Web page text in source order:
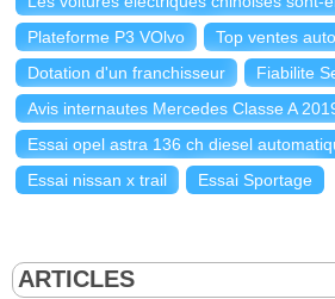
Plateforme P3 VOlvo
Top ventes
Dotation d'un franchisseur
Fiabilite
Avis internautes Mercedes Classe A
Essai opel astra 136 ch diesel
Essai nissan x trail
Essai Sportage